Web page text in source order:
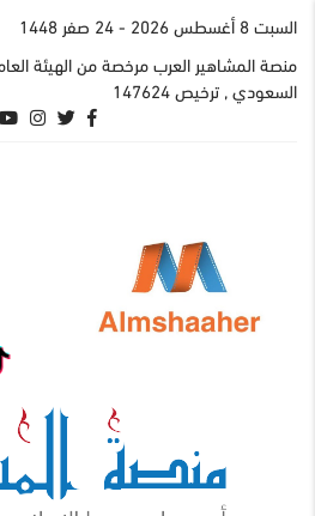
السبت 8 أغسطس 2026
- 24 صفر 1448
منصة المشاهير العرب مرخصة من الهيئة
السعودي , ترخيص 147624